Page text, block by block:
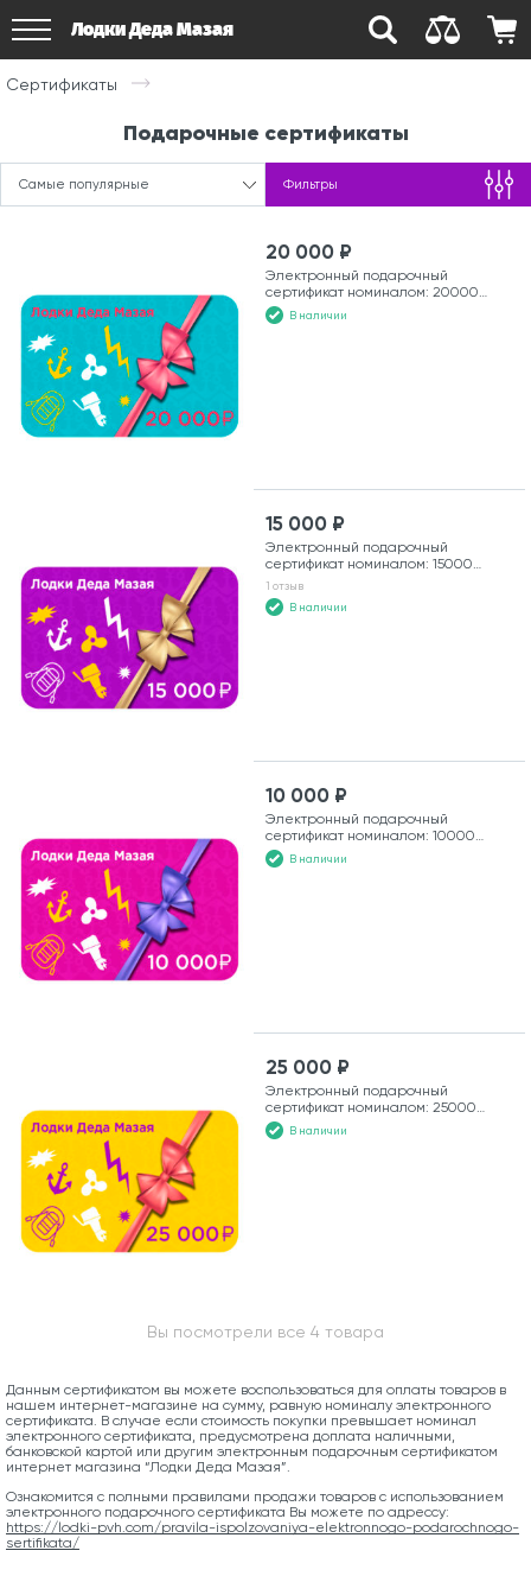
Лодки Деда Мазая
Сертификаты
Подарочные сертификаты
Самые популярные Фильтры
20 000 ₽
Электронный подарочный
сертификат номиналом: 20000
рублейВ наличии
15 000 ₽
Электронный подарочный
сертификат номиналом: 15000
рублей
1 отзыв
В наличии
10 000 ₽
Электронный подарочный
сертификат номиналом: 10000
рублейВ наличии
25 000 ₽
Электронный подарочный
сертификат номиналом: 25000
рублейВ наличии
Вы посмотрели все 4 товара
Данным сертификатом вы можете воспользоваться для оплаты товаров в
нашем интернет-магазине на сумму, равную номиналу электронного
сертификата. В случае если стоимость покупки превышает номинал
электронного сертификата, предусмотрена доплата наличными,
банковской картой или другим электронным подарочным сертификатом
интернет магазина “Лодки Деда Мазая”.
Ознакомится с полными правилами продажи товаров с использованием
электронного подарочного сертификата Вы можете по адрессу:
https://lodki-pvh.com/pravila-ispolzovaniya-elektronnogo-podarochnogo-
sertifikata/